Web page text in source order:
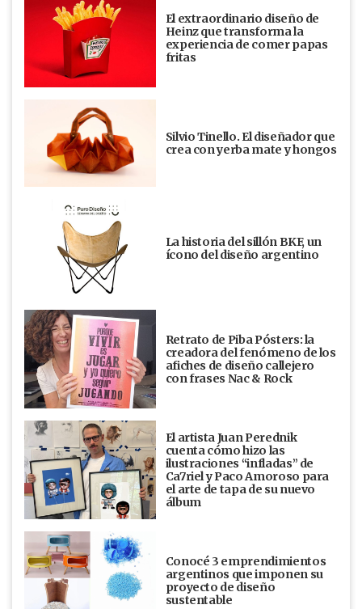
El extraordinario diseño de
Heinz que transforma la
experiencia de comer papas
fritas
Silvio Tinello. El diseñador que
crea con yerba mate y hongos
La historia del sillón BKF, un
ícono del diseño argentino
Retrato de Piba Pósters: la
creadora del fenómeno de los
afiches de diseño callejero
con frases Nac & Rock
El artista Juan Perednik
cuenta cómo hizo las
ilustraciones “infladas” de
Ca7riel y Paco Amoroso para
el arte de tapa de su nuevo
álbum
Conocé 3 emprendimientos
argentinos que imponen su
proyecto de diseño
sustentable